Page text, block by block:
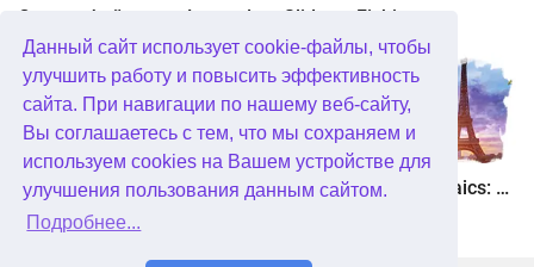
Данный сайт использует cookie-файлы, чтобы
улучшить работу и повысить эффективность
сайта. При навигации по нашему веб-сайту,
Вы соглашаетесь с тем, что мы сохраняем и
используем cookies на Вашем устройстве для
улучшения пользования данным сайтом.
Подробнее...
преодолеть все трудности, возникающие на вашем пути.
Неповторимое сочетание жанров, великолепная музыка не
оставят равнодушными как ценителей жанров Маджонг и
Пасьянс, так и всех остальных
Страна фей Legendary Slide Fishjong
Квадриум Пасьянс Белоснежка. Зачарованное королевство Travel Mosaics: A Paris Tour